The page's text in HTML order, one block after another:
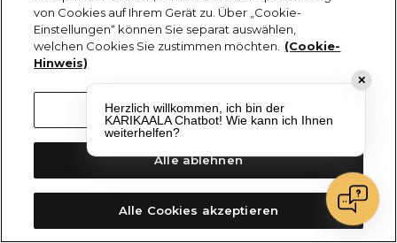
✕
Herzlich willkommen, ich bin der
KARIKAALA Chatbot! Wie kann ich Ihnen
weiterhelfen?
von Cookies auf Ihrem Gerät zu. Über „Cookie-
Einstellungen“ können Sie separat auswählen,
welchen Cookies Sie zustimmen möchten.
(Cookie-
Hinweis)
Cookie-Einstellungen
Alle ablehnen
Alle Cookies akzeptieren